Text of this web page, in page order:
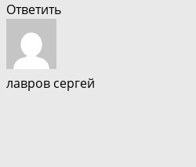
Ответить
лавров сергей